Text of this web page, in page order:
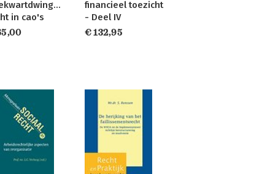
in cao's
financieel toezicht
- Deel IV
€ 132,95